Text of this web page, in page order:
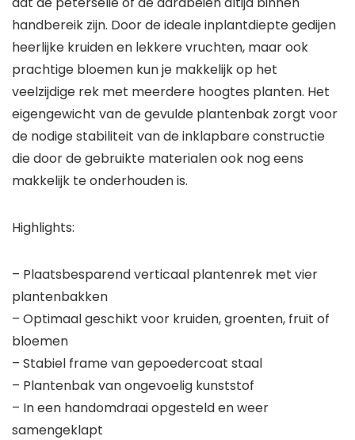
handbereik zijn. Door de ideale inplantdiepte gedijen
heerlijke kruiden en lekkere vruchten, maar ook
prachtige bloemen kun je makkelijk op het
veelzijdige rek met meerdere hoogtes planten. Het
eigengewicht van de gevulde plantenbak zorgt voor
de nodige stabiliteit van de inklapbare constructie
die door de gebruikte materialen ook nog eens
makkelijk te onderhouden is.
Highlights:
– Plaatsbesparend verticaal plantenrek met vier
plantenbakken
– Optimaal geschikt voor kruiden, groenten, fruit of
bloemen
– Stabiel frame van gepoedercoat staal
– Plantenbak van ongevoelig kunststof
– In een handomdraai opgesteld en weer
samengeklapt